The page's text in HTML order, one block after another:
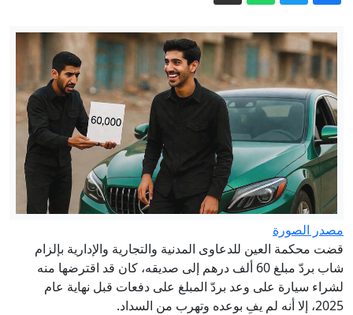
اتساع رقعة المواجهة.. 7 قتلى وعشرات
المصابين بقصف حوثي لميناء المخا باليمن
قارن فيها بين عائلته وعائلة عبدول.. تدوينة
لترمب تشعل الجدل
سباق الزمن بين واشنطن وطهران.. من
يحسم الصراع في مضيق هرمز؟
5 أسئلة حول اتفاقية مكة.. هل تمثل نواة
لـ"ناتو إسلامي"؟
"الأرصاد" يحذّر من تطورات جوية خطرة
اليوم
مصدر الصورة
قضت محكمة العين للدعاوى المدنية والتجارية والإدارية بإلزام
شاب بردّ مبلغ 60 ألف درهم إلى صديقه، كان قد اقترضها منه
لشراء سيارة على وعد بردّ المبلغ على دفعات قبل نهاية عام
2025، إلا أنه لم يفِ بوعده وتهرب من السداد.